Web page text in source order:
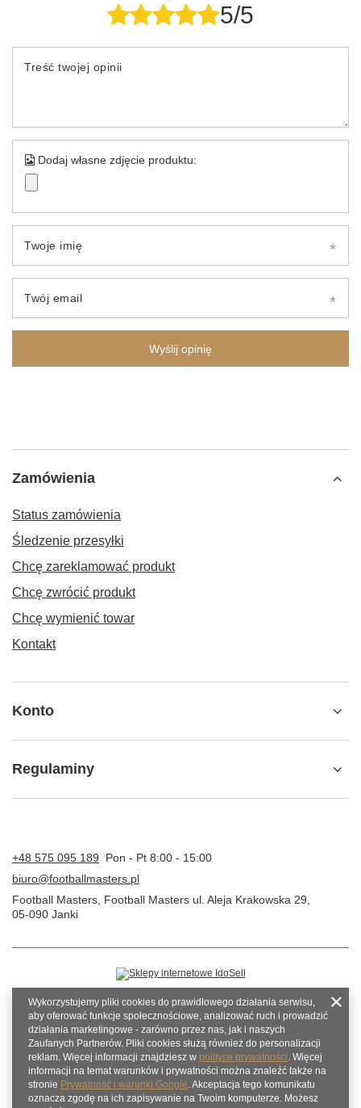
5/5
Treść twojej opinii
Dodaj własne zdjęcie produktu:
Twoje imię
Twój email
Wyślij opinię
Zamówienia
Status zamówienia
Śledzenie przesyłki
Chcę zareklamować produkt
Chcę zwrócić produkt
Chcę wymienić towar
Kontakt
Konto
Regulaminy
+48 575 095 189
Pon - Pt 8:00 - 15:00
biuro@footballmasters.pl
Football Masters Football Masters ul. Aleja Krakowska 29
05-090 Janki
Wykorzystujemy pliki cookies do prawidłowego działania serwisu,
aby oferować funkcje społecznościowe, analizować ruch i prowadzić
działania marketingowe - zarówno przez nas, jak i naszych
Zaufanych Partnerów. Pliki cookies służą również do personalizacji
reklam. Więcej informacji znajdziesz w polityce prywatności. Więcej
informacji na temat warunków i prywatności można znaleźć także na
stronie Prywatność i warunki Google. Akceptacja tego komunikatu
oznacza zgodę na ich zapisywanie na Twoim komputerze. Możesz